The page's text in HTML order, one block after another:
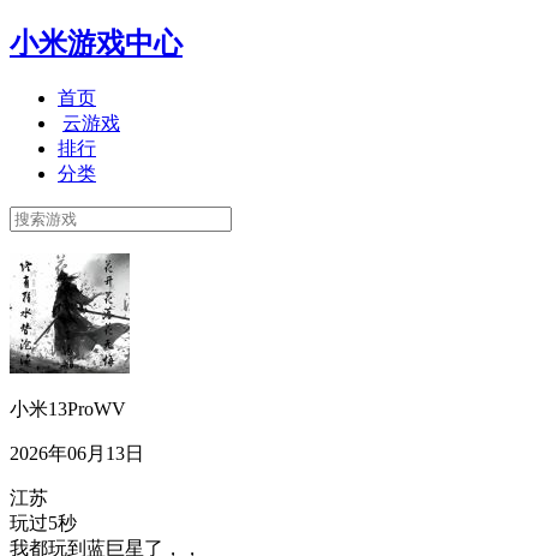
小米游戏中心
首页
云游戏
排行
分类
小米13ProWV
2026年06月13日
江苏
玩过5秒
我都玩到蓝巨星了，，